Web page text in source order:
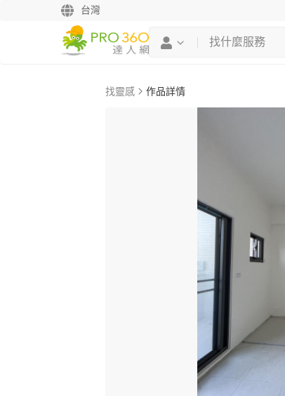
台灣
找靈感 作品詳情